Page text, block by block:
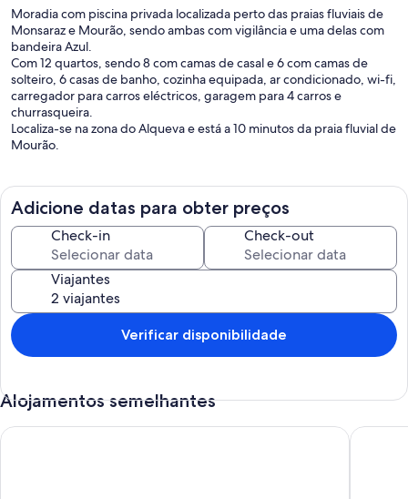
Moradia com piscina privada localizada perto das praias fluviais de
Monsaraz e Mourão, sendo ambas com vigilância e uma delas com
bandeira Azul.
Com 12 quartos, sendo 8 com camas de casal e 6 com camas de
solteiro, 6 casas de banho, cozinha equipada, ar condicionado, wi-fi,
carregador para carros eléctricos, garagem para 4 carros e
churrasqueira.
Localiza-se na zona do Alqueva e está a 10 minutos da praia fluvial de
Mourão.
Adicione datas para obter preços
Check-in Check-out
Viajantes
Verificar disponibilidade
Alojamentos semelhantes
Monte do Caneiro Aladin